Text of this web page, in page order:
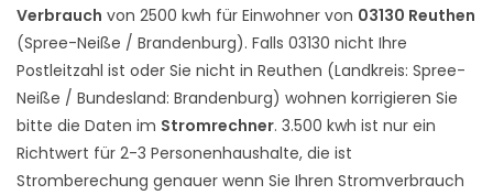
Verbrauch von 2500 kwh für Einwohner von 03130 Reuthen
(Spree-Neiße / Brandenburg). Falls 03130 nicht Ihre
Postleitzahl ist oder Sie nicht in Reuthen (Landkreis: Spree-
Neiße / Bundesland: Brandenburg) wohnen korrigieren Sie
bitte die Daten im Stromrechner. 3.500 kwh ist nur ein
Richtwert für 2-3 Personenhaushalte, die ist
Stromberechung genauer wenn Sie Ihren Stromverbrauch